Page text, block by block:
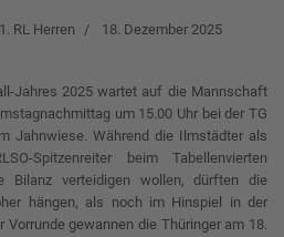
RL Herren
18. Dezember 2025
Jahres 2025 wartet auf die Mannschaft
um 15.00 Uhr bei der TG
Jahnwiese. Während die Ilmstädter als
Spitzenreiter beim Tabellenvierten
Bilanz verteidigen wollen, dürften die
hängen, als noch im Hinspiel in der
gewannen die Thüringer am 18.